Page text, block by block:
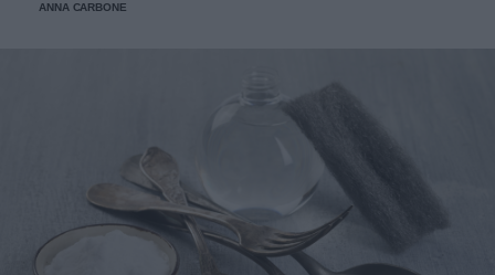
ANNA CARBONE